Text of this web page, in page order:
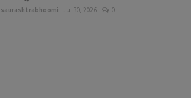
saurashtrabhoomi Jul 30, 2026 0